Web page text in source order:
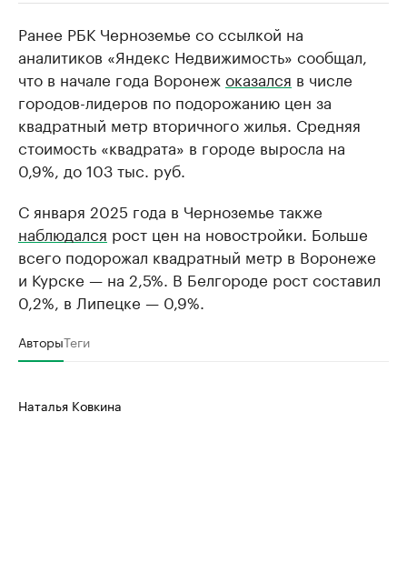
Делитесь новостями бизнеса на РБК
Управляйте страницей компании и развивайте личные
Крупнейшие
продавцы
Ознакомьтесь с
Ранее РБК Черноземье со ссылкой на
аналитиков «Яндекс Недвижимость» сообщал,
что в начале года Воронежоказался в числе
городов-лидеров по подорожанию цен за
квадратный метр вторичного жилья. Средняя
стоимость «квадрата» в городе выросла на
0,9%, до 103 тыс. руб.
С января 2025 года в Черноземье также
наблюдался рост цен на новостройки. Больше
всего подорожал квадратный метр в Воронеже
и Курске — на 2,5%. В Белгороде рост составил
0,2%, в Липецке — 0,9%.
АвторыТеги
Наталья Ковкина